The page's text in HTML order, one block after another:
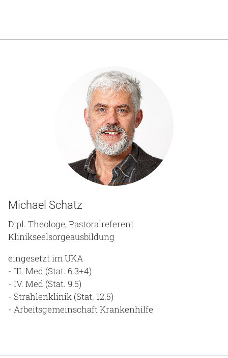
Michael Schatz
Dipl. Theologe, Pastoralreferent
Klinikseelsorgeausbildung
eingesetzt im UKA
- III. Med (Stat. 6.3+4)
- IV. Med (Stat. 9.5)
- Strahlenklinik (Stat. 12.5)
- Arbeitsgemeinschaft Krankenhilfe